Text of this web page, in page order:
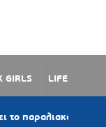
GIRLS LIFE
μέτωπο του